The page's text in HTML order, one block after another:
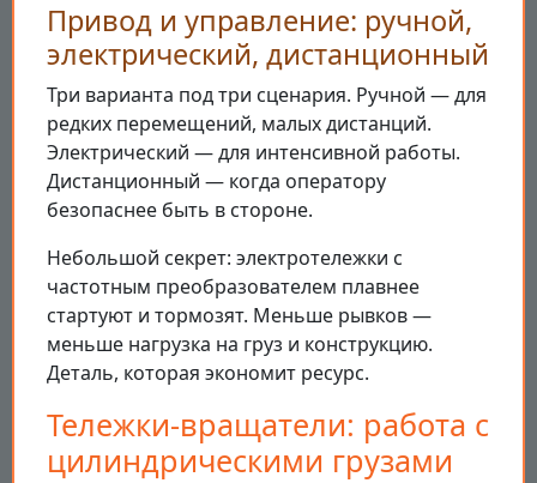
Привод и управление: ручной,
электрический, дистанционный
Три варианта под три сценария. Ручной — для
редких перемещений, малых дистанций.
Электрический — для интенсивной работы.
Дистанционный — когда оператору
безопаснее быть в стороне.
Небольшой секрет: электротележки с
частотным преобразователем плавнее
стартуют и тормозят. Меньше рывков —
меньше нагрузка на груз и конструкцию.
Деталь, которая экономит ресурс.
Тележки-вращатели: работа с
цилиндрическими грузами